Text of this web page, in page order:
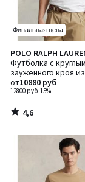
Финальная цена
POLO RALPH
Футболка с
зауженного кроя
12800 руб-15%
от10880 руб
4,6
/ 5
Количество
цветов:
3
4,6
/